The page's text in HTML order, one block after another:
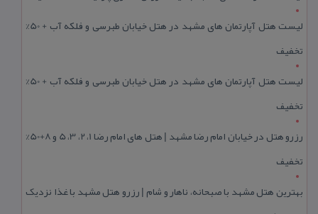
لیست هتل آپارتمان های مشهد در هتل خیابان طبرسی و فلکه آب + 50%
تخفیف
لیست هتل آپارتمان های مشهد در هتل خیابان طبرسی و فلکه آب + 50%
تخفیف
رزرو هتل در خیابان امام رضا مشهد | هتل‌ های امام رضا 1، 2، 3، 5 و 8+50%
تخفیف
بهترین هتل مشهد با صبحانه، ناهار و شام | رزرو هتل مشهد با غذا نزدیک